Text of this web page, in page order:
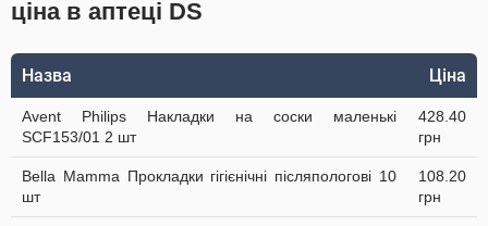
ціна в аптеці DS
Назва Ціна
Avent Philips Накладки на соски маленькі
SCF153/01 2 шт
428.40
грн
Bella Мamma Прокладки гiгiєнiчнi післяпологові 10
шт
108.20
грн